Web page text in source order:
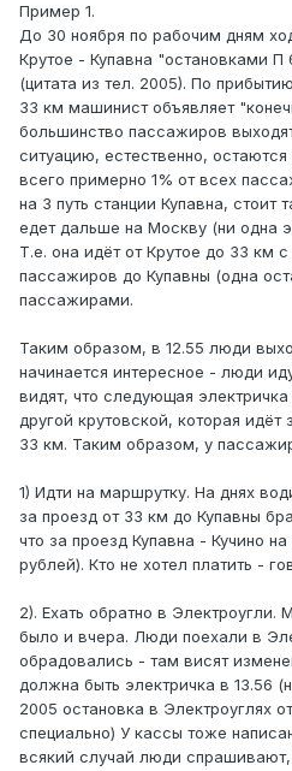
Пример 1.
До 30 ноября по рабочим дням
Крутое - Купавна "остановками П
(цитата из тел. 2005). По
33 км машинист объявляет
большинство пассажиров
ситуацию, естественно, остаются
всего примерно 1% от всех
на 3 путь станции Купавна, стоит
едет дальше на Москву (ни одна
Т.е. она идёт от Крутое до 33 км
пассажиров до Купавны (одна
пассажирами.
Таким образом, в 12.55 люди
начинается интересное - люди
видят, что следующая электричка
другой крутовской, которая идёт
33 км. Таким образом, у
1) Идти на маршрутку. На днях
за проезд от 33 км до Купавны
что за проезд Купавна - Кучино
рублей). Кто не хотел платить -
2). Ехать обратно в Электроугли.
было и вчера. Люди поехали в
обрадовались - там висят
должна быть электричка в 13.56
2005 остановка в Электроуглях
специально) У кассы тоже
всякий случай люди спрашивают,